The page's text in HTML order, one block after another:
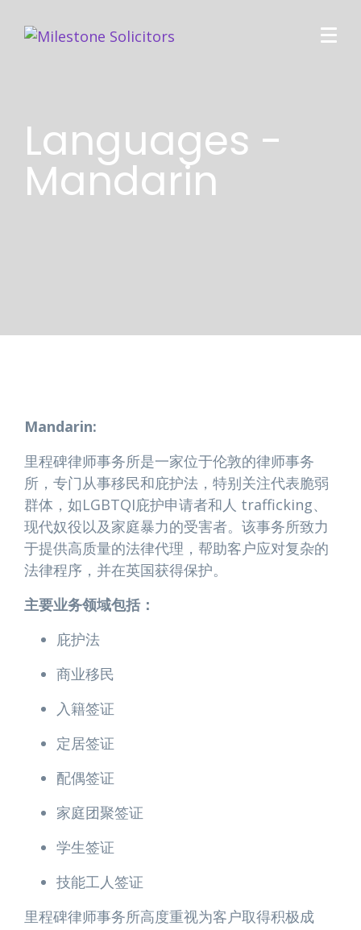
Languages -
Mandarin
Mandarin:
里程碑律师事务所是一家位于伦敦的律师事务
所，专门从事移民和庇护法，特别关注代表脆弱
群体，如LGBTQI庇护申请者和人 trafficking、
现代奴役以及家庭暴力的受害者。该事务所致力
于提供高质量的法律代理，帮助客户应对复杂的
法律程序，并在英国获得保护。
主要业务领域包括：
庇护法
商业移民
入籍签证
定居签证
配偶签证
家庭团聚签证
学生签证
技能工人签证
里程碑律师事务所高度重视为客户取得积极成